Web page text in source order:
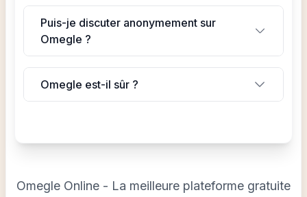
Puis-je discuter anonymement sur
Omegle ?
Omegle est-il sûr ?
Omegle Online - La meilleure plateforme gratuite